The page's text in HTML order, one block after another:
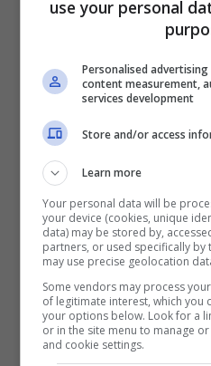
guerra scatenata
sufficiente addolorarsi
spendere qualche
girarsi dall’altra parte.
reprimere con durezza
attenuanti né
lo Stato intervenga,
ripristinando quanto è
governi che si sono
e rendendo l’obbligo di
qualcosa che non può
abbattere costi e
Venga previsto per
use your personal
Personalised
content measurement,
services development
Store and/or access
Learn more
Your personal data will be
your device (cookies, unique
data) may be stored by,
partners, or used specifically by
may use precise geolocation
Some vendors may process
of legitimate interest, which you
your options below. Look for a
or in the site menu to manage
and cookie settings.